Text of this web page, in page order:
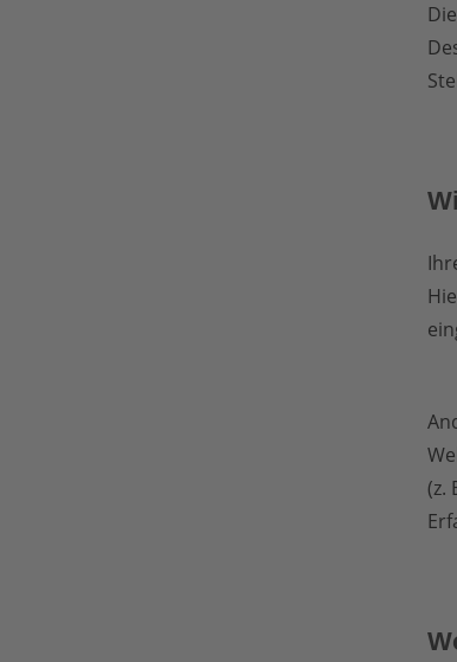
(z.